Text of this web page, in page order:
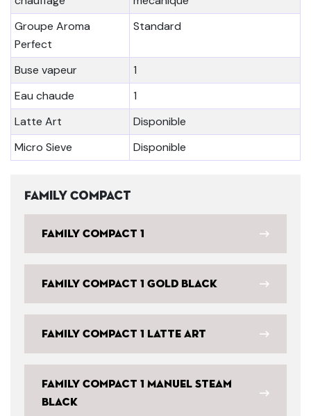
Groupe Aroma
Perfect
Standard
Buse vapeur
1
Eau chaude
1
Latte Art
Disponible
Micro Sieve
Disponible
Family Compact
Family Compact 1
Family Compact 1 Gold Black
Family Compact 1 Latte Art
Family Compact 1 Manuel Steam
Black